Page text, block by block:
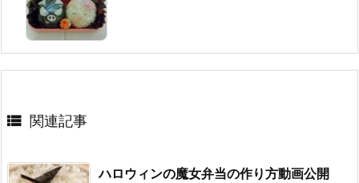
 関連記事
ハロウィンの魔女弁当の作り方動画公開